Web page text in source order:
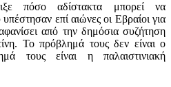
πόσο αδίστακτα μπορεί να
υπέστησαν επί αιώνες οι Εβραίοι για
από την δημόσια συζήτηση
Το πρόβλημά τους δεν είναι ο
τους είναι η παλαιστινιακή